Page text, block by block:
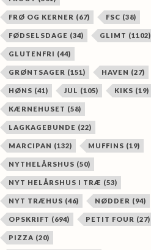
FRØ OG KERNER (67) FSC (38)
FØDSELSDAGE (34) GLIMT (1102)
GLUTENFRI (44)
GRØNTSAGER (151) HAVEN (27)
HØNS (41) JUL (105) KIKS (19)
KÆRNEHUSET (58)
LAGKAGEBUNDE (22)
MARCIPAN (132) MUFFINS (19)
NYTHELÅRSHUS (50)
NYT HELÅRSHUS I TRÆ (53)
NYT TRÆHUS (46) NØDDER (94)
OPSKRIFT (694) PETIT FOUR (27)
PIZZA (20)